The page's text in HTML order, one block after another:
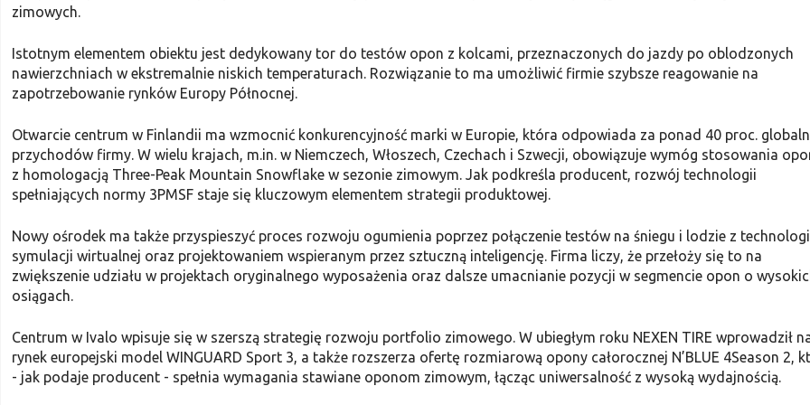
zimowych.
Istotnym elementem obiektu jest dedykowany tor do testów opon z kolcami, przeznaczonych do jazdy po oblodzonych
nawierzchniach w ekstremalnie niskich temperaturach. Rozwiązanie to ma umożliwić firmie szybsze reagowanie na
zapotrzebowanie rynków Europy Północnej.
Otwarcie centrum w Finlandii ma wzmocnić konkurencyjność marki w Europie, która odpowiada za ponad 40 proc.
przychodów firmy. W wielu krajach, m.in. w Niemczech, Włoszech, Czechach i Szwecji, obowiązuje wymóg stosowania
z homologacją Three-Peak Mountain Snowflake w sezonie zimowym. Jak podkreśla producent, rozwój technologii
spełniających normy 3PMSF staje się kluczowym elementem strategii produktowej.
Nowy ośrodek ma także przyspieszyć proces rozwoju ogumienia poprzez połączenie testów na śniegu i lodzie z
symulacji wirtualnej oraz projektowaniem wspieranym przez sztuczną inteligencję. Firma liczy, że przełoży się to na
zwiększenie udziału w projektach oryginalnego wyposażenia oraz dalsze umacnianie pozycji w segmencie opon o
osiągach.
Centrum w Ivalo wpisuje się w szerszą strategię rozwoju portfolio zimowego. W ubiegłym roku NEXEN TIRE wprowadził
rynek europejski model WINGUARD Sport 3, a także rozszerza ofertę rozmiarową opony całorocznej N’BLUE 4Season 2,
- jak podaje producent - spełnia wymagania stawiane oponom zimowym, łącząc uniwersalność z wysoką wydajnością.